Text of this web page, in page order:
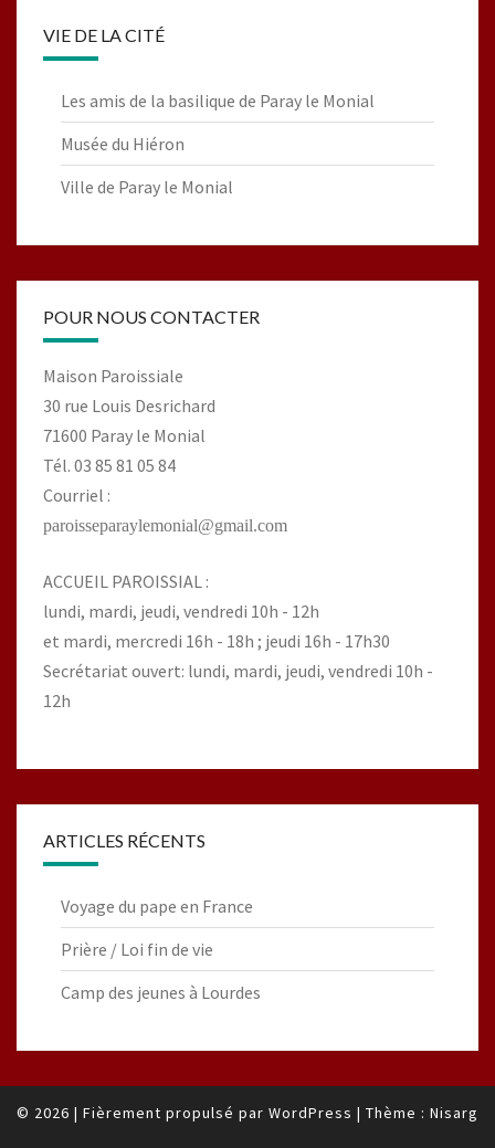
VIE DE LA CITÉ
Les amis de la basilique de Paray le Monial
Musée du Hiéron
Ville de Paray le Monial
POUR NOUS CONTACTER
Maison Paroissiale
30 rue Louis Desrichard
71600 Paray le Monial
Tél. 03 85 81 05 84
Courriel :
paroisseparaylemonial@gmail.com
ACCUEIL PAROISSIAL :
lundi, mardi, jeudi, vendredi 10h - 12h
et mardi, mercredi 16h - 18h ; jeudi 16h - 17h30
Secrétariat ouvert: lundi, mardi, jeudi, vendredi 10h -
12h
ARTICLES RÉCENTS
Voyage du pape en France
Prière / Loi fin de vie
Camp des jeunes à Lourdes
© 2026 | Fièrement propulsé par WordPress | Thème : Nisarg